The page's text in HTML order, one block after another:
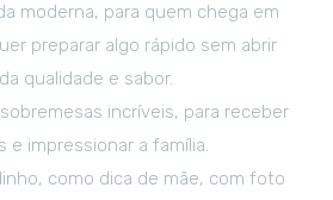
moderna, para quem chega em
preparar algo rápido sem abrir
qualidade e sabor.
incríveis, para receber
e impressionar a família.
como dica de mãe, com foto